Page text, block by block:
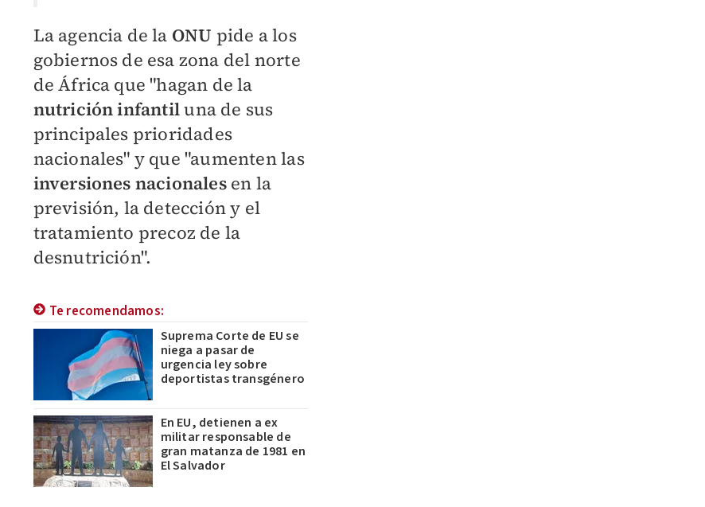
La agencia de la ONU pide a los
gobiernos de esa zona del norte
de África que "hagan de la
nutrición infantiluna de sus
principales prioridades
nacionales" y que "aumenten las
inversiones nacionalesen la
previsión, la detección y el
tratamiento precoz de la
desnutrición".
Te recomendamos:
Suprema Corte de EU se
niega a pasar de
urgencia ley sobre
deportistas transgénero
En EU, detienen a ex
militar responsable de
gran matanza de 1981 en
El Salvador